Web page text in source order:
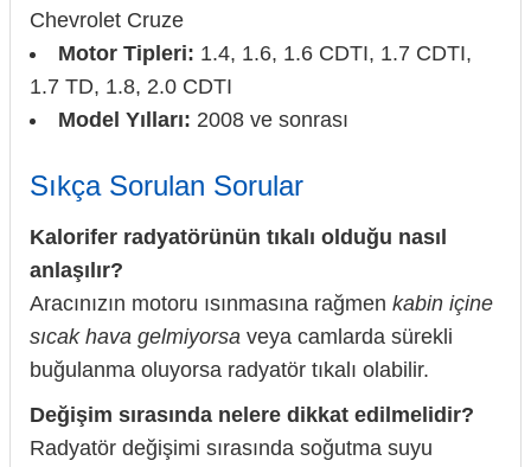
Chevrolet Cruze
Motor Tipleri: 1.4, 1.6, 1.6 CDTI, 1.7 CDTI,
1.7 TD, 1.8, 2.0 CDTI
Model Yılları: 2008 ve sonrası
Sıkça Sorulan Sorular
Kalorifer radyatörünün tıkalı olduğu nasıl
anlaşılır?
Aracınızın motoru ısınmasına rağmen kabin içine
sıcak hava gelmiyorsa veya camlarda sürekli
buğulanma oluyorsa radyatör tıkalı olabilir.
Değişim sırasında nelere dikkat edilmelidir?
Radyatör değişimi sırasında soğutma suyu